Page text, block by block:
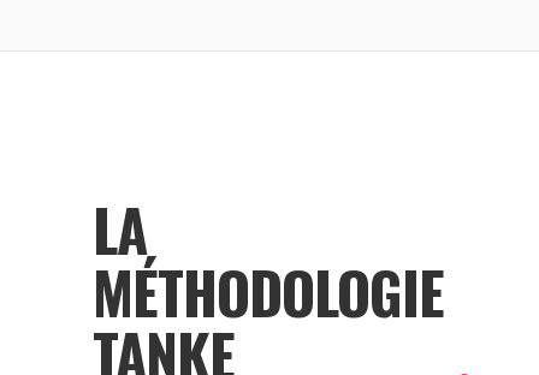
LA
MÉTHODOLOGIE
TANKE